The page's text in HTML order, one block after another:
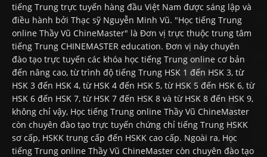
tiếng Trung trực tuyến hàng đầu Việt Nam được sáng lập và
điều hành bởi Thạc sỹ Nguyễn Minh Vũ. "Học tiếng Trung
online Thầy Vũ ChineMaster" là Đơn vị trực thuộc trung tâm
tiếng Trung CHINEMASTER education. Đơn vị này chuyên
đào tạo trực tuyến các khóa học tiếng Trung online cơ bản
đến nâng cao, từ trình độ tiếng Trung HSK 1 đến HSK 3, từ
HSK 3 đến HSK 4, từ HSK 4 đến HSK 5, từ HSK 5 đến HSK 6, từ
HSK 6 đến HSK 7, từ HSK 7 đến HSK 8 và từ HSK 8 đến HSK 9,
không chỉ vậy, Học tiếng Trung online Thầy Vũ ChineMaster
còn chuyên đào tạo trực tuyến chứng chỉ tiếng Trung HSKK
sơ cấp, HSKK trung cấp đến HSKK cao cấp. Ngoài ra, Học
tiếng Trung online Thầy Vũ ChineMaster còn chuyên đào tạo